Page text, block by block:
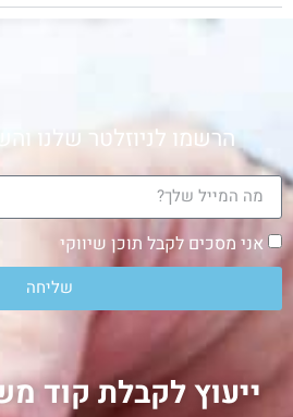
הרשמו לניוזלטר שלנו
אני מסכים לקבל תוכן שיווקי
שליחה
ייעוץ לקבלת קוד